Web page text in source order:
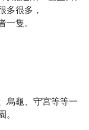
多很多，
一隻。
烏龜、守宮等等一
。